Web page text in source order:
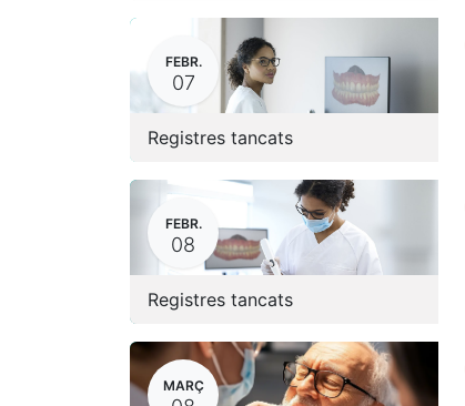
FEBR.
07
Registres tancats
FEBR.
08
Registres tancats
MARÇ